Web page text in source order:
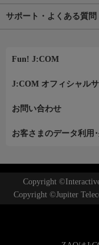
サポート・よくある質問
Fun! J:COM
J:COM オフィシャルサ
お問い合わせ
お客さまのデータ利用
Copyright
Copyright ©Jupiter